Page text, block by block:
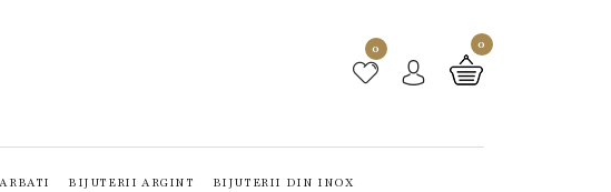
0 0
BIJUTERII ARGINT BIJUTERII DIN INOX